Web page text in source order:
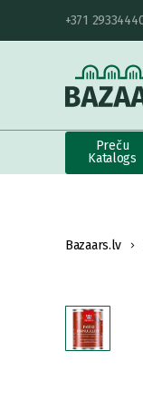
+371
Preču
Katalogs
Bazaars.lv